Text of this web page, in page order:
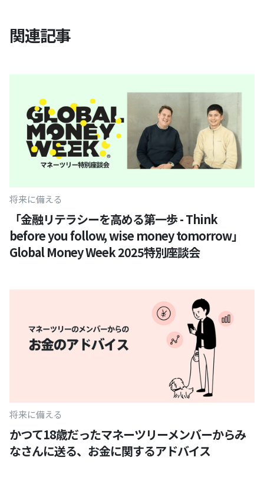
関連記事
将来に備える
「金融リテラシーを高める第一歩 - Think
before you follow, wise money tomorrow」
Global Money Week 2025特別座談会
将来に備える
かつて18歳だったマネーツリーメンバーからみ
なさんに送る、お金に関するアドバイス